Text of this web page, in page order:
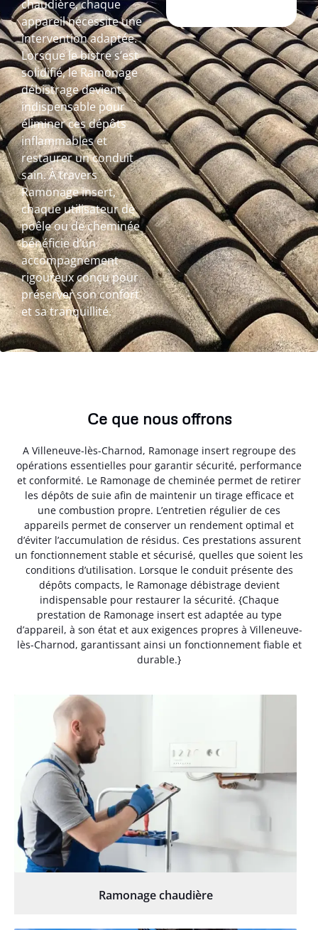
chaudière, chaque
appareil nécessite une
intervention adaptée.
Lorsque le bistre s’est
solidifié, le Ramonage
débistrage devient
indispensable pour
éliminer ces dépôts
inflammables et
restaurer un conduit
sain. À travers
Ramonage insert,
chaque utilisateur de
poêle ou de cheminée
bénéficie d’un
accompagnement
rigoureux conçu pour
préserver son confort
et sa tranquillité.
Ce que nous offrons
A Villeneuve-lès-Charnod, Ramonage insert regroupe des
opérations essentielles pour garantir sécurité, performance
et conformité. Le Ramonage de cheminée permet de retirer
les dépôts de suie afin de maintenir un tirage efficace et
une combustion propre. L’entretien régulier de ces
appareils permet de conserver un rendement optimal et
d’éviter l’accumulation de résidus. Ces prestations assurent
un fonctionnement stable et sécurisé, quelles que soient les
conditions d’utilisation. Lorsque le conduit présente des
dépôts compacts, le Ramonage débistrage devient
indispensable pour restaurer la sécurité. {Chaque
prestation de Ramonage insert est adaptée au type
d’appareil, à son état et aux exigences propres à Villeneuve-
lès-Charnod, garantissant ainsi un fonctionnement fiable et
durable.}
Ramonage chaudière